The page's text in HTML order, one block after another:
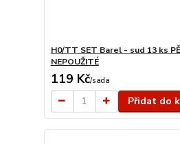
H0/TT SET Barel - sud 13 ks
NEPOUŽITÉ
119 Kč/sada
Přidat do